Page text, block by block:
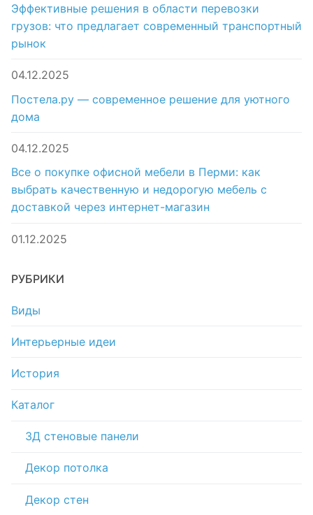
Эффективные решения в области перевозки
грузов: что предлагает современный транспортный
рынок
04.12.2025
Постела.ру — современное решение для уютного
дома
04.12.2025
Все о покупке офисной мебели в Перми: как
выбрать качественную и недорогую мебель с
доставкой через интернет-магазин
01.12.2025
РУБРИКИ
Виды
Интерьерные идеи
История
Каталог
3Д стеновые панели
Декор потолка
Декор стен